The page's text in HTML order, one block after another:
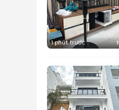
1 phút trước 1